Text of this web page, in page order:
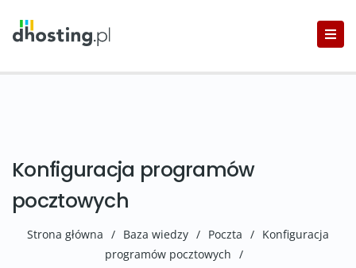
Konfiguracja programów
pocztowych
Strona główna / Baza wiedzy / Poczta / Konfiguracja
programów pocztowych /